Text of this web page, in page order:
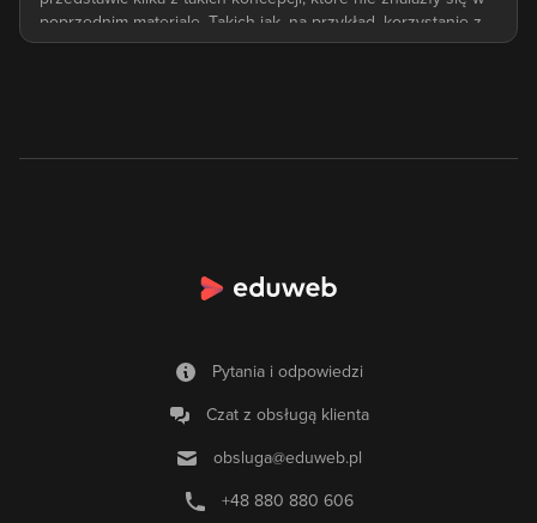
Pytania i odpowiedzi
Czat z obsługą klienta
obsluga@eduweb.pl
+48 880 880 606